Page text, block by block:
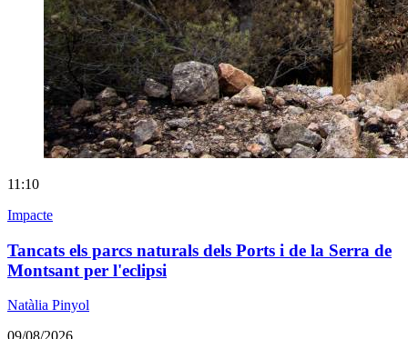
11:10
Impacte
Tancats els parcs naturals dels Ports i de la Serra de
Montsant per l'eclipsi
Natàlia Pinyol